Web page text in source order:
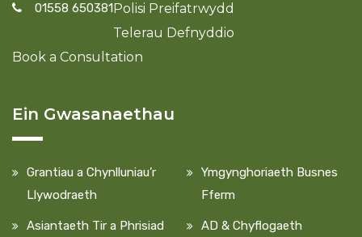
01558 650381Polisi Preifatrwydd
Telerau Defnyddio
Book a Consultation
Ein Gwasanaethau
Grantiau a Chynlluniau’r
Llywodraeth
Ymgynghoriaeth Busnes
Fferm
Asiantaeth Tir a Phrisiad AD & Chyflogaeth